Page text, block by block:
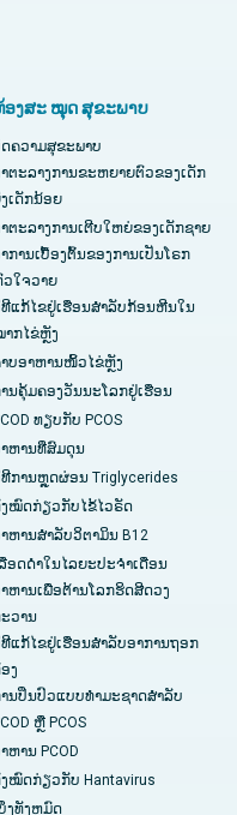
ອງສະ ໝຸດ ສຸຂະພາບ
ຄວາມສຸຂະພາບ
ຕະລາງການຂະຫຍາຍຕົວຂອງເດັກ
ເດັກນ້ອຍ
ຕະລາງການເຕີບໃຫຍ່ຂອງເດັກຊາຍ
ການເບື້ອງຕົ້ນຂອງການເປັນໂຣກ
ໃຈວາຍ
ແກ້ໄຂຢູ່ເຮືອນສຳລັບກ້ອນຫີນໃນ
ກໄຂ່ຫຼັງ
ບອາຫານໜິ້ວໄຂ່ຫຼັງ
ນຄຸ້ມຄອງວັນນະໂລກຢູ່ເຮືອນ
ທຽບກັບ PCOS
ຫານທີ່ສົມດຸນ
ການຫຼຸດຜ່ອນ Triglycerides
ໝົດກ່ຽວກັບໄຂ້ໄວຣັດ
ຫານສຳລັບວິຕາມິນ B12
ອດດໍາໃນໄລຍະປະຈໍາເດືອນ
ຫານເພື່ອຕ້ານໂລກຮິດສີດວງ
ວານ
ແກ້ໄຂຢູ່ເຮືອນສຳລັບອາການຖອກ
ງ
ນປິ່ນປົວແບບທໍາມະຊາດສໍາລັບ
ຫຼື PCOS
ຫານ PCOD
ໝົດກ່ຽວກັບ Hantavirus
ງ​ທັງ​ຫມົດ